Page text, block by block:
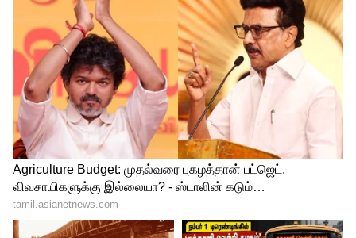
பார்ப்பதில்லை. அரசு வழங்கும்
லட்சக்கணக்கான ரூபாய் சம்பளத்தை
வாங்கிக்கொண்டு, அந்த நேரத்தை தனது
கல்லாவை நிரப்பப் பயன்படுத்தி வந்தார்.
அரசையும், அதிகாரிகளையும் போலி
'ரிப்போர்ட் கொடுத்து ஏமாற்றி வந்துள்ளார்.
தான் நடமாடும் மருத்துவ குழுவுடன்
ஃபீல்டுக்குச் சென்று மக்களுக்கு சிகிச்சை
செய்ததாக கடந்த 2 வருடங்களாக